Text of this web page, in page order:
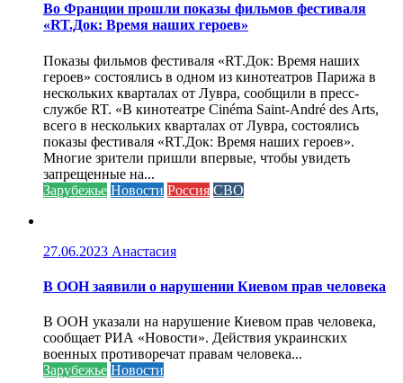
Во Франции прошли показы фильмов фестиваля
«RT.Док: Время наших героев»
Показы фильмов фестиваля «RT.Док: Время наших
героев» состоялись в одном из кинотеатров Парижа в
нескольких кварталах от Лувра, сообщили в пресс-
службе RT. «В кинотеатре Cinéma Saint-André des Arts,
всего в нескольких кварталах от Лувра, состоялись
показы фестиваля «RT.Док: Время наших героев».
Многие зрители пришли впервые, чтобы увидеть
запрещенные на...
Зарубежье Новости Россия СВО
27.06.2023 Анастасия
В ООН заявили о нарушении Киевом прав человека
В ООН указали на нарушение Киевом прав человека,
сообщает РИА «Новости». Действия украинских
военных противоречат правам человека...
Зарубежье Новости